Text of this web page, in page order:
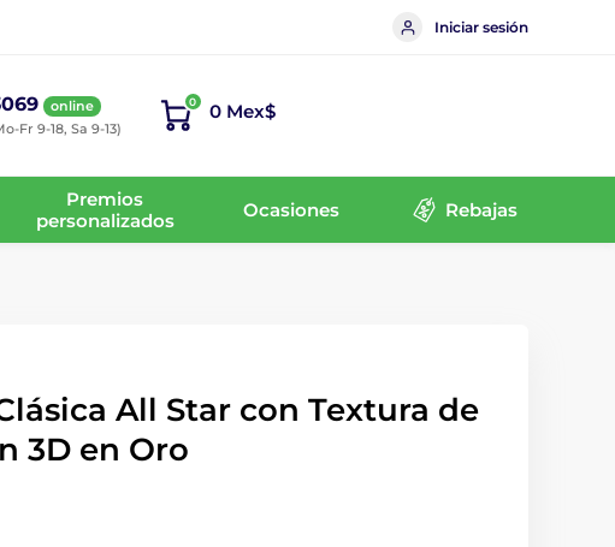
Iniciar sesión
online
Fr 9-18, Sa 9-13)
0 0 Mex$
Premios
personalizados
Ocasiones Rebajas
All Star con Textura de
3D en Oro